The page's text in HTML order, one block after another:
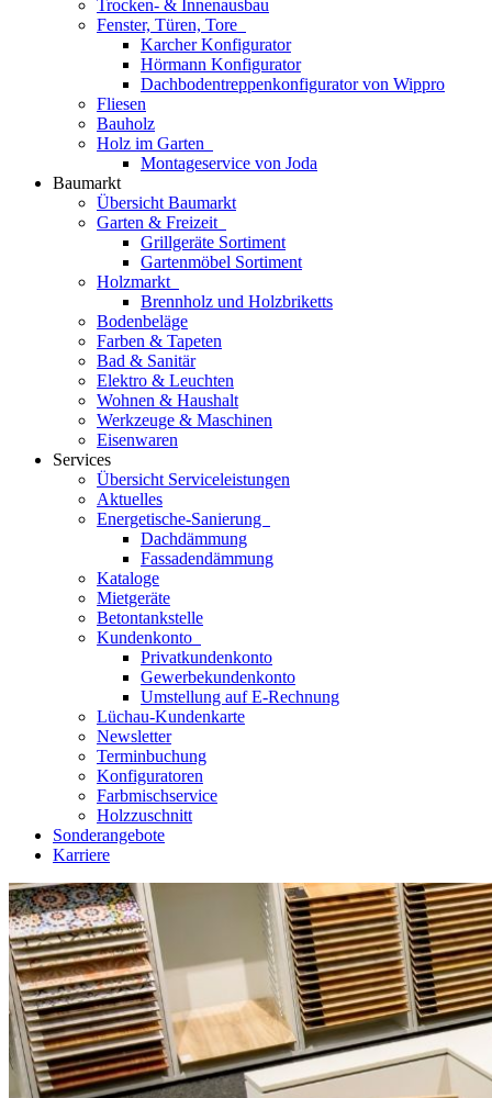
Trocken- & Innenausbau
Fenster, Türen, Tore
Karcher Konfigurator
Hörmann Konfigurator
Dachbodentreppenkonfigurator von Wippro
Fliesen
Bauholz
Holz im Garten
Montageservice von Joda
Baumarkt
Übersicht Baumarkt
Garten & Freizeit
Grillgeräte Sortiment
Gartenmöbel Sortiment
Holzmarkt
Brennholz und Holzbriketts
Bodenbeläge
Farben & Tapeten
Bad & Sanitär
Elektro & Leuchten
Wohnen & Haushalt
Werkzeuge & Maschinen
Eisenwaren
Services
Übersicht Serviceleistungen
Aktuelles
Energetische-Sanierung
Dachdämmung
Fassadendämmung
Kataloge
Mietgeräte
Betontankstelle
Kundenkonto
Privatkundenkonto
Gewerbekundenkonto
Umstellung auf E-Rechnung
Lüchau-Kundenkarte
Newsletter
Terminbuchung
Konfiguratoren
Farbmischservice
Holzzuschnitt
Sonderangebote
Karriere